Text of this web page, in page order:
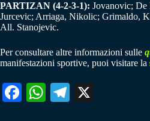
PARTIZAN (4-2-3-1): Jovanovic;
Jurcevic; Arriaga, Nikolic; Grimaldo,
All. Stanojevic.
Per consultare altre informazioni sulle
manifestazioni sportive, puoi visitare la
Fa W
Te